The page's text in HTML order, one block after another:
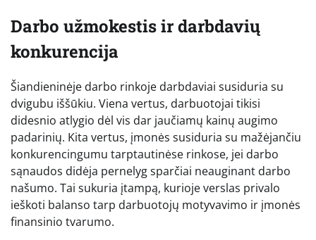
Darbo užmokestis ir darbdavių
konkurencija
Šiandieninėje darbo rinkoje darbdaviai susiduria su
dvigubu iššūkiu. Viena vertus, darbuotojai tikisi
didesnio atlygio dėl vis dar jaučiamų kainų augimo
padarinių. Kita vertus, įmonės susiduria su mažėjančiu
konkurencingumu tarptautinėse rinkose, jei darbo
sąnaudos didėja pernelyg sparčiai neauginant darbo
našumo. Tai sukuria įtampą, kurioje verslas privalo
ieškoti balanso tarp darbuotojų motyvavimo ir įmonės
finansinio tvarumo.